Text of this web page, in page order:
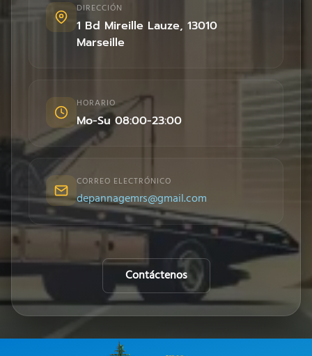
DIRECCIÓN
1 Bd Mireille Lauze, 13010
Marseille
HORARIO
Mo-Su 08:00-23:00
CORREO ELECTRÓNICO
depannagemrs@gmail.com
Contáctenos